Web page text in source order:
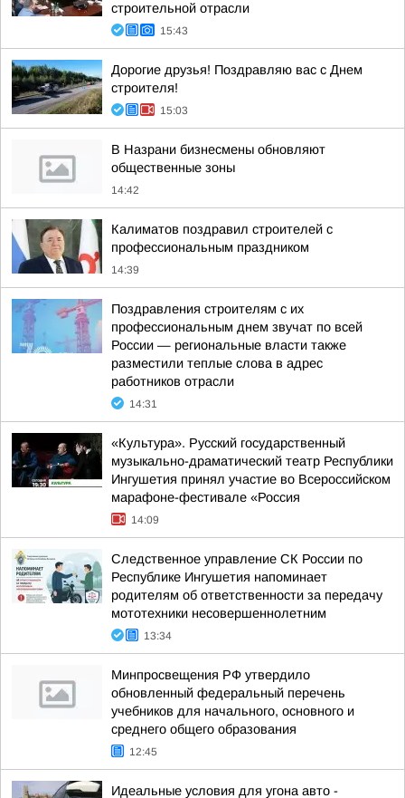
строительной отрасли
15:43
Дорогие друзья! Поздравляю вас с Днем
строителя!
15:03
В Назрани бизнесмены обновляют
общественные зоны
14:42
Калиматов поздравил строителей с
профессиональным праздником
14:39
Поздравления строителям с их
профессиональным днем звучат по всей
России — региональные власти также
разместили теплые слова в адрес
работников отрасли
14:31
«Культура». Русский государственный
музыкально-драматический театр Республики
Ингушетия принял участие во Всероссийском
марафоне-фестивале «Россия
14:09
Следственное управление СК России по
Республике Ингушетия напоминает
родителям об ответственности за передачу
мототехники несовершеннолетним
13:34
Минпросвещения РФ утвердило
обновленный федеральный перечень
учебников для начального, основного и
среднего общего образования
12:45
Идеальные условия для угона авто -